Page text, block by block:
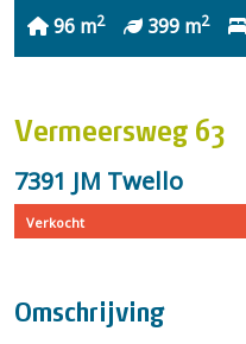
96 m2 399 m2
Vermeersweg 63
7391 JM Twello
Verkocht
Omschrijving